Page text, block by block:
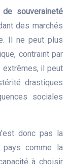
de souveraineté
des marchés
Il ne peut plus
contraint par
extrêmes, il peut
drastiques
sociales
donc pas la
pays comme la
à choisir